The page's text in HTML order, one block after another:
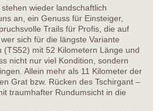
wieder landschaftlich
an, ein Genuss für Einsteiger,
Trails für Profis, die auf
sich für die längste Variante
(TS52) mit 52 Kilometern Länge und
nicht nur viel Kondition, sondern
Allein mehr als 11 Kilometer der
Grat bzw. Rücken des Tschirgant –
traumhafter Rundumsicht in die